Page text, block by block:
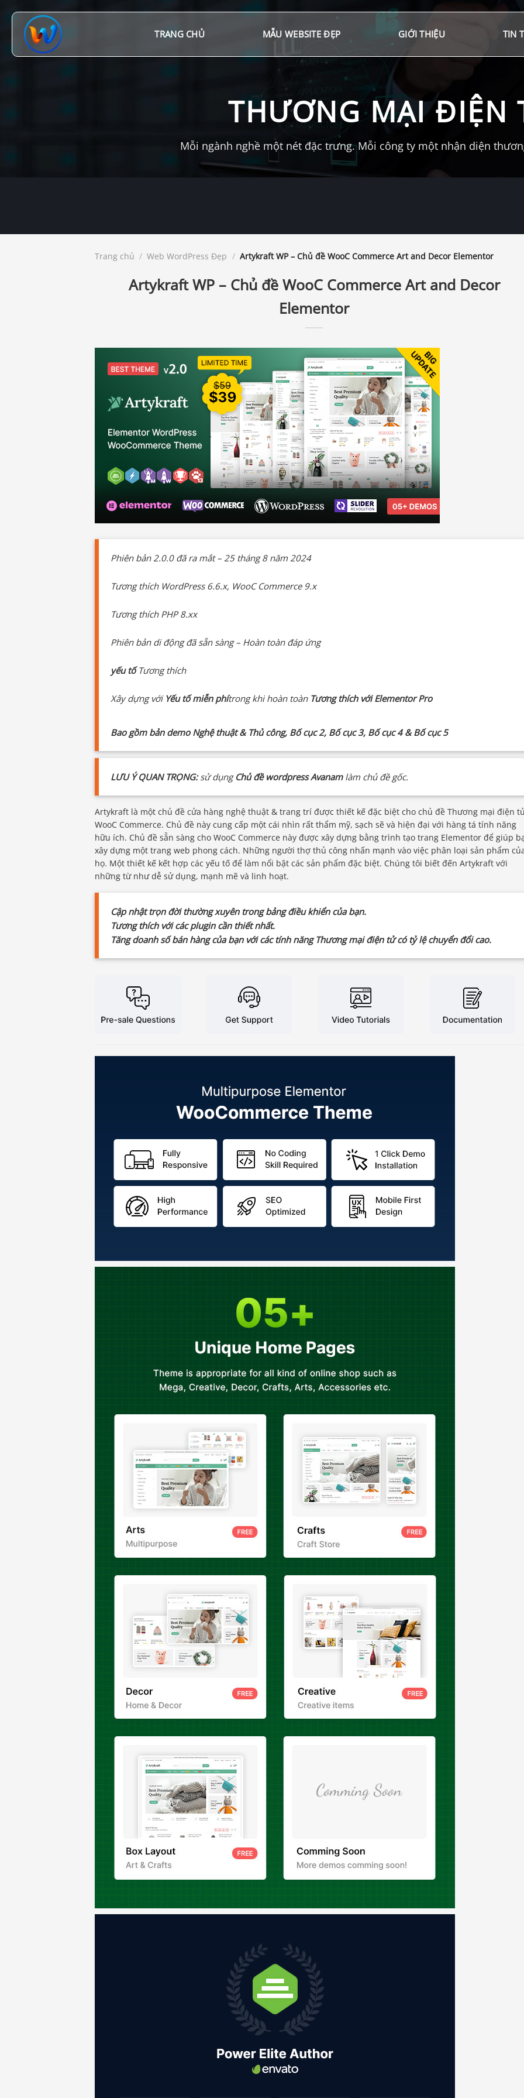
đến
TRANG CHỦ MẪU WEBSITE ĐẸP GIỚI THIỆU TIN
THƯƠNG MẠI ĐIỆN
Mỗi ngành nghề một nét đặc trưng. Mỗi công ty một nhận diện
Trang chủ / Web WordPress Đẹp / Artykraft WP – Chủ đề WooC Commerce Art and Decor Elementor
Artykraft WP – Chủ đề WooC Commerce Art and Decor
Elementor
Phiên bản 2.0.0 đã ra mắt – 25 tháng 8 năm 2024
Tương thích WordPress 6.6.x, WooC Commerce 9.x
Tương thích PHP 8.xx
Phiên bản di động đã sẵn sàng – Hoàn toàn đáp ứng
yếu tốTương thích
Xây dựng với Yếu tố miễn phítrong khi hoàn toàn Tương thích với Elementor Pro
Bao gồm bản demo Nghệ thuật & Thủ công, Bố cục 2, Bố cục 3, Bố cục 4 & Bố cục 5
LƯU Ý QUAN TRỌNG:sử dụng Chủ đề wordpress Avanamlàm chủ đề gốc.
Artykraft là một chủ đề cửa hàng nghệ thuật & trang trí được thiết kế đặc biệt cho chủ đề Thương mại điện
WooC Commerce. Chủ đề này cung cấp một cái nhìn rất thẩm mỹ, sạch sẽ và hiện đại với hàng tá tính năng
hữu ích. Chủ đề sẵn sàng cho WooC Commerce này được xây dựng bằng trình tạo trang Elementor để giúp
xây dựng một trang web phong cách. Những người thợ thủ công nhấn mạnh vào việc phân loại sản phẩm
họ. Một thiết kế kết hợp các yếu tố để làm nổi bật các sản phẩm đặc biệt. Chúng tôi biết đến Artykraft với
những từ như dễ sử dụng, mạnh mẽ và linh hoạt.
Cập nhật trọn đời thường xuyên trong bảng điều khiển của bạn.
Tương thích với các plugin cần thiết nhất.
Tăng doanh số bán hàng của bạn với các tính năng Thương mại điện tử có tỷ lệ chuyển đổi cao.